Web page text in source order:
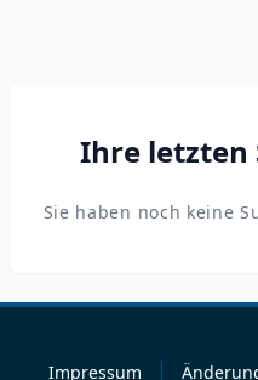
Ihre letzten
Sie haben noch keine
Impressum